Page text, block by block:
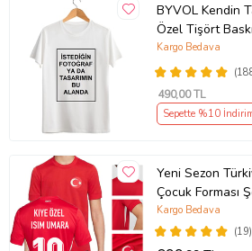
BYVOL Kendin
Özel Tişört
Kargo Bedava
490,00 TL
Sepette %10
Yeni Sezon
Çocuk Forması
Hediyeli
(19)
Kargo Bedava